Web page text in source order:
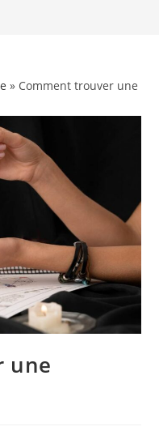
» Comment trouver une
une